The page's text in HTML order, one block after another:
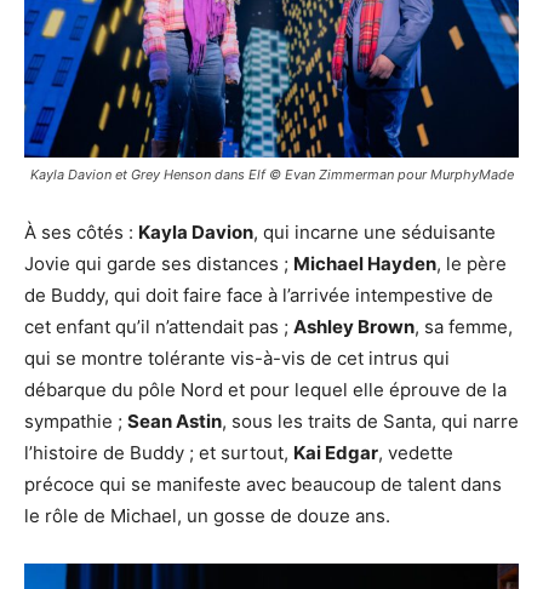
Kayla Davion et Grey Henson dans Elf © Evan Zimmerman pour MurphyMade
À ses côtés : Kayla Davion, qui incarne une séduisante
Jovie qui garde ses distances ; Michael Hayden, le père
de Buddy, qui doit faire face à l’arrivée intempestive de
cet enfant qu’il n’attendait pas ; Ashley Brown, sa femme,
qui se montre tolérante vis-à-vis de cet intrus qui
débarque du pôle Nord et pour lequel elle éprouve de la
sympathie ; Sean Astin, sous les traits de Santa, qui narre
l’histoire de Buddy ; et surtout, Kai Edgar, vedette
précoce qui se manifeste avec beaucoup de talent dans
le rôle de Michael, un gosse de douze ans.